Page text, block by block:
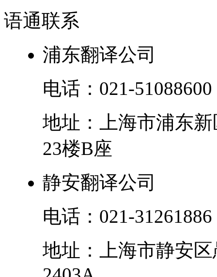
语通联系
浦东翻译公司
电话： 021-51088600
地址：
上海市浦东新
23楼B座
静安翻译公司
电话： 021-31261886
地址：
上海市静安区